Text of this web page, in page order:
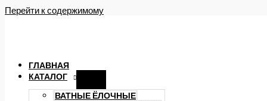
Перейти к содержимому
ГЛАВНАЯ
КАТАЛОГ
ВАТНЫЕ ЁЛОЧНЫЕ